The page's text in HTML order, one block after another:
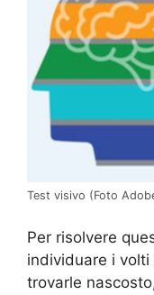
Test visivo (Foto
Per risolvere
individuare i
trovarle